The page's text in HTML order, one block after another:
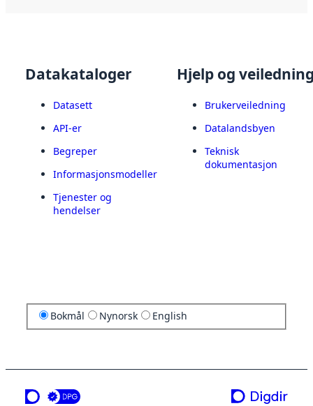
Datakataloger
Datasett
API-er
Begreper
Informasjonsmodeller
Tjenester og
hendelser
Hjelp og
Brukerveiledning
Datalandsbyen
Teknisk
dokumentasjon
Bokmål Nynorsk English